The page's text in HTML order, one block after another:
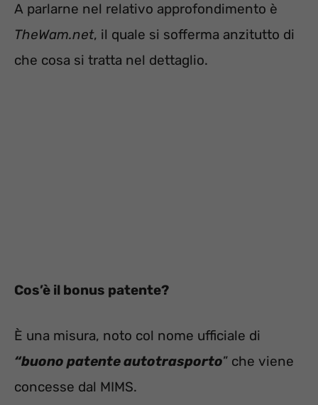
A parlarne nel relativo approfondimento è
TheWam.net, il quale si sofferma anzitutto di
che cosa si tratta nel dettaglio.
Cos’è il bonus patente?
È una misura, noto col nome ufficiale di
“buono patente autotrasporto” che viene
concesse dal MIMS.